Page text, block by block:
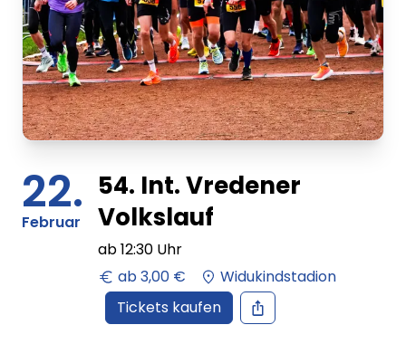
22.
Februar
54. Int. Vredener
Volkslauf
ab12:30 Uhr
ab3,00 €
Widukindstadion
Tickets kaufen